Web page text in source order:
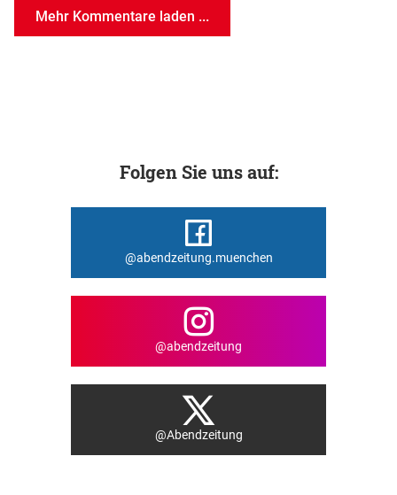
Mehr Kommentare laden ...
Folgen Sie uns auf:
@abendzeitung.muenchen
@abendzeitung
@Abendzeitung